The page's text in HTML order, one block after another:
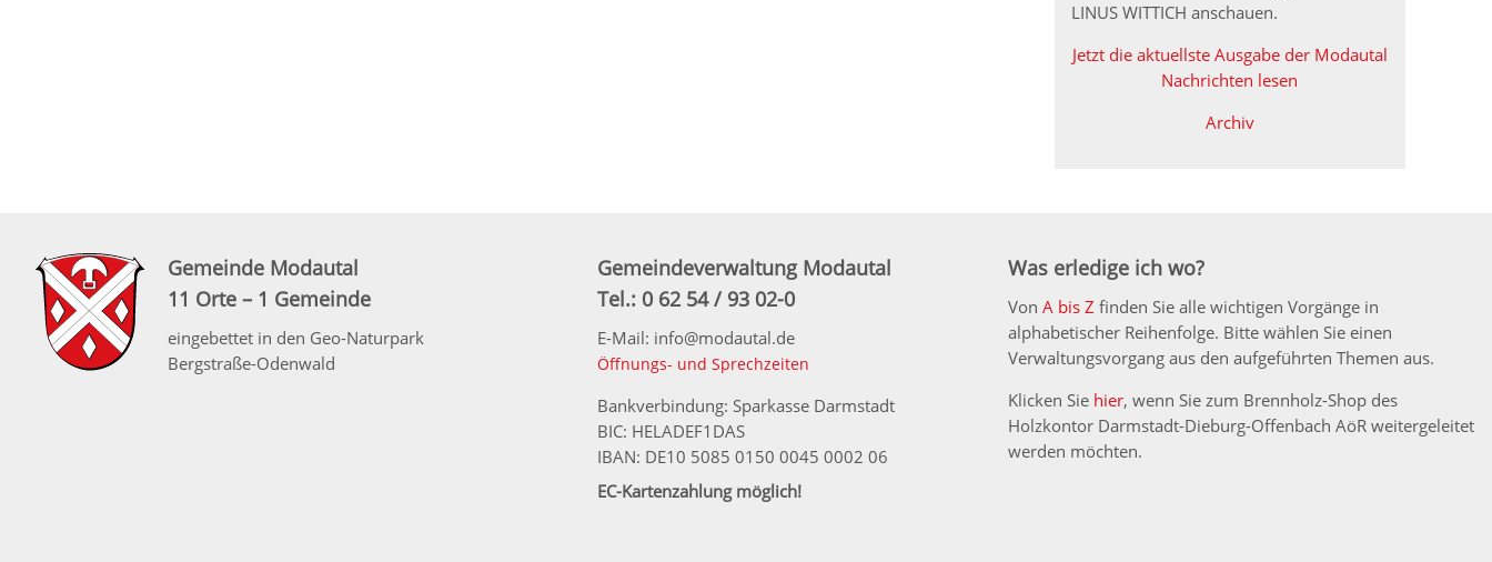
LINUS WITTICH anschauen.
Jetzt die aktuellste Ausgabe der Modautal
Nachrichten lesen
Archiv
Gemeinde Modautal
11 Orte – 1 Gemeinde
eingebettet in den Geo-Naturpark
Bergstraße-Odenwald
Gemeindeverwaltung Modautal
Tel.: 0 62 54 / 93 02-0
E-Mail: info@modautal.de
Öffnungs- und Sprechzeiten
Bankverbindung: Sparkasse Darmstadt
BIC: HELADEF1DAS
IBAN: DE10 5085 0150 0045 0002 06
EC-Kartenzahlung möglich!
Was erledige ich wo?
Von A bis Z finden Sie alle wichtigen Vorgänge in
alphabetischer Reihenfolge. Bitte wählen Sie einen
Verwaltungsvorgang aus den aufgeführten Themen aus.
Klicken Sie hier, wenn Sie zum Brennholz-Shop des
Holzkontor Darmstadt-Dieburg-Offenbach AöR weitergeleitet
werden möchten.